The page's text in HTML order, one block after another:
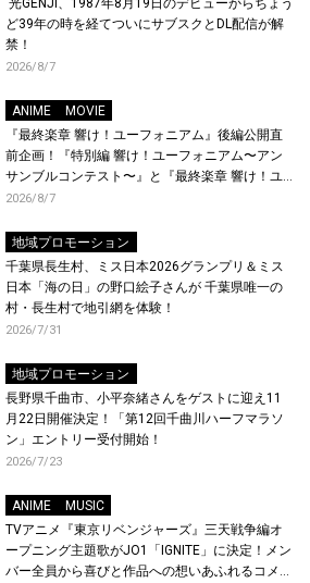
光GENJI、1987年8月19日のデビューからちょう
ど39年の時を経てついにサブスクとDL配信が解
禁！
2026/8/7
ANIME
MOVIE
『最終楽章 響け！ユーフォニアム』後編公開直
前企画！『特別編 響け！ユーフォニアム〜アン
サンブルコンテスト〜』と『最終楽章 響け！ユ
ーフォニアム』前編の一挙上映が決定！
2026/8/7
地域プロモーション
千葉県長生村、ミス日本2026グランプリ＆ミス
日本「海の日」の野口絵子さんが 千葉県唯一の
村・長生村で地引網を体験！
2026/7/31
地域プロモーション
長野県千曲市、小平奈緒さんをゲストに迎え11
月22日開催決定！「第12回千曲川ハーフマラソ
ン」エントリー受付開始！
2026/7/23
ANIME
MUSIC
TVアニメ『東京リベンジャーズ』三天戦争編オ
ープニング主題歌がJO1「IGNITE」に決定！メン
バー全員から喜びと作品への想いあふれるコメン